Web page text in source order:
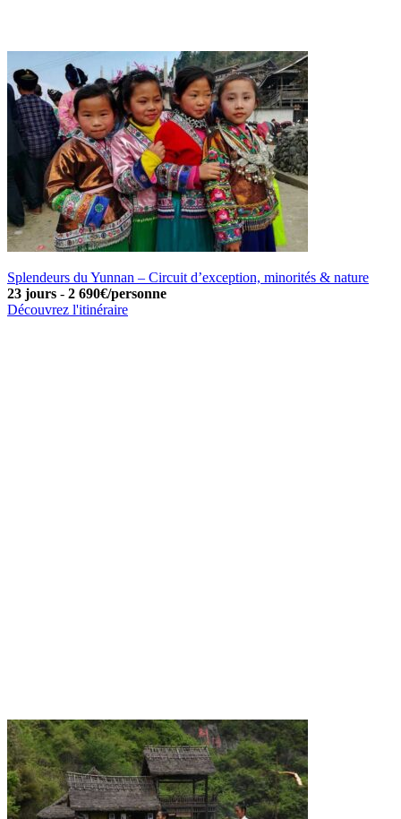
Splendeurs du Yunnan – Circuit d’exception, minorités & nature
23 jours - 2 690€/personne
Découvrez l'itinéraire